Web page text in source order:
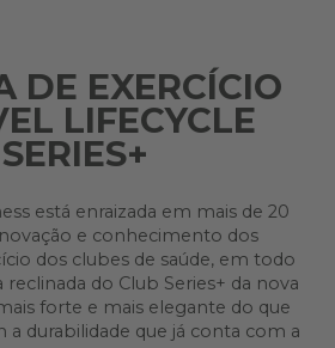
DE EXERCÍCIO
LIFECYCLE
está enraizada em mais de 20
e conhecimento dos
dos clubes de saúde, em todo
do Club Series+ da nova
forte e mais elegante do que
a durabilidade que já conta com a